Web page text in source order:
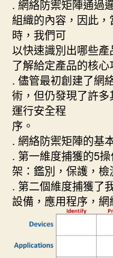
. 網絡防禦矩陣通過
組織的內容，因此
時，我們可
以快速識別出哪些
了解給定產品的核心
. 儘管最初創建了網
術，但仍發現了許
運行安全程
序。
. 網絡防禦矩陣的基
. 第一維度捕獲的5
架：鑑別，保護，檢
. 第二個維度捕獲了
設備，應用程序，網